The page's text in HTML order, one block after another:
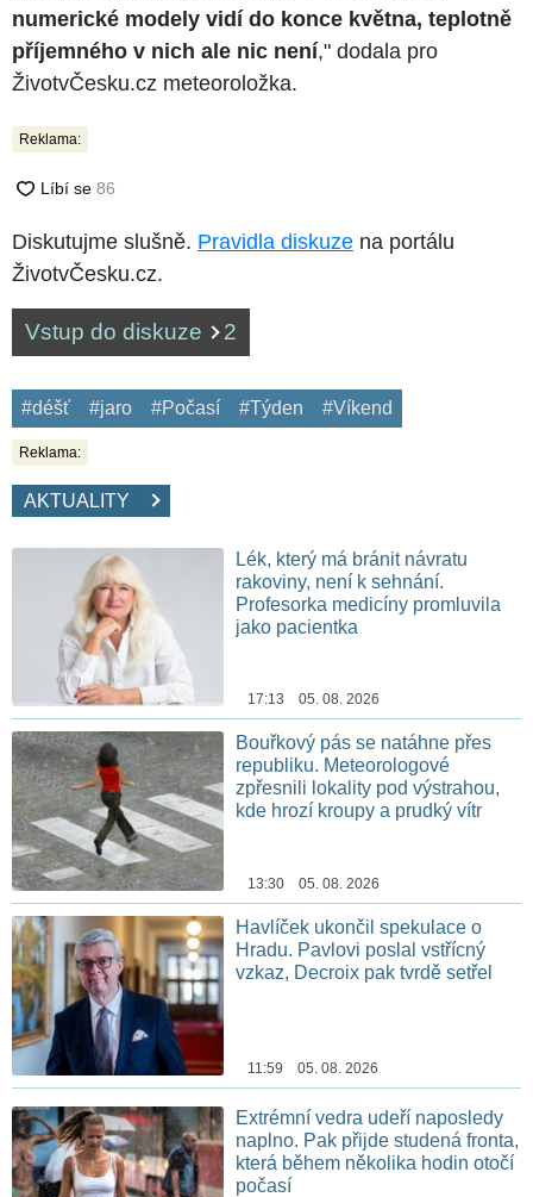
numerické modely vidí do konce května, teplotně
příjemného v nich ale nic není," dodala pro
ŽivotvČesku.cz meteoroložka.
Reklama:
Diskutujme slušně. Pravidla diskuze na portálu
ŽivotvČesku.cz.
Vstup do diskuze 2
#déšť #jaro #Počasí #Týden #Víkend
Reklama:
AKTUALITY
Lék, který má bránit návratu
rakoviny, není k sehnání.
Profesorka medicíny promluvila
jako pacientka
17:13 05. 08. 2026
Bouřkový pás se natáhne přes
republiku. Meteorologové
zpřesnili lokality pod výstrahou,
kde hrozí kroupy a prudký vítr
13:30 05. 08. 2026
Havlíček ukončil spekulace o
Hradu. Pavlovi poslal vstřícný
vzkaz, Decroix pak tvrdě setřel
11:59 05. 08. 2026
Extrémní vedra udeří naposledy
naplno. Pak přijde studená fronta,
která během několika hodin otočí
počasí